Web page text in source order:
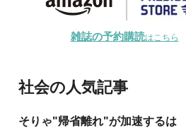
雑誌の予約購読はこちら
社会の人気記事
そりゃ"帰省離れ"が加速するは